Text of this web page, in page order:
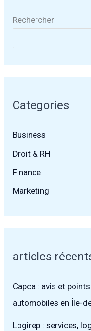
Rechercher
Categories
Business
Droit & RH
Finance
Marketing
articles
Capca : avis et
automobiles en Île-
Logirep : services,